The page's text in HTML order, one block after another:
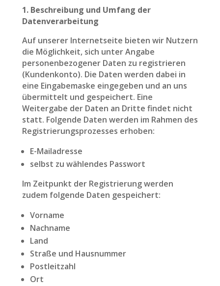
1. Beschreibung und Umfang der
Datenverarbeitung
Auf unserer Internetseite bieten wir Nutzern
die Möglichkeit, sich unter Angabe
personenbezogener Daten zu registrieren
(Kundenkonto). Die Daten werden dabei in
eine Eingabemaske eingegeben und an uns
übermittelt und gespeichert. Eine
Weitergabe der Daten an Dritte findet nicht
statt. Folgende Daten werden im Rahmen des
Registrierungsprozesses erhoben:
E-Mailadresse
selbst zu wählendes Passwort
Im Zeitpunkt der Registrierung werden
zudem folgende Daten gespeichert:
Vorname
Nachname
Land
Straße und Hausnummer
Postleitzahl
Ort